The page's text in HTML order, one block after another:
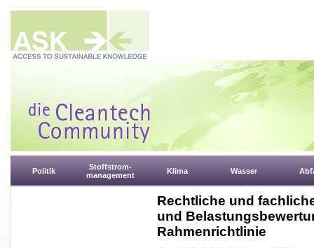
Politik
Stoffstrom-
management
Klima Wasser
Rechtliche und
und
Rahmenrichtlinie